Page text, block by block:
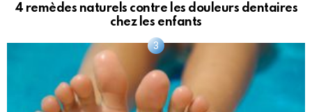
4 remèdes naturels contre les douleurs dentaires
chez les enfants